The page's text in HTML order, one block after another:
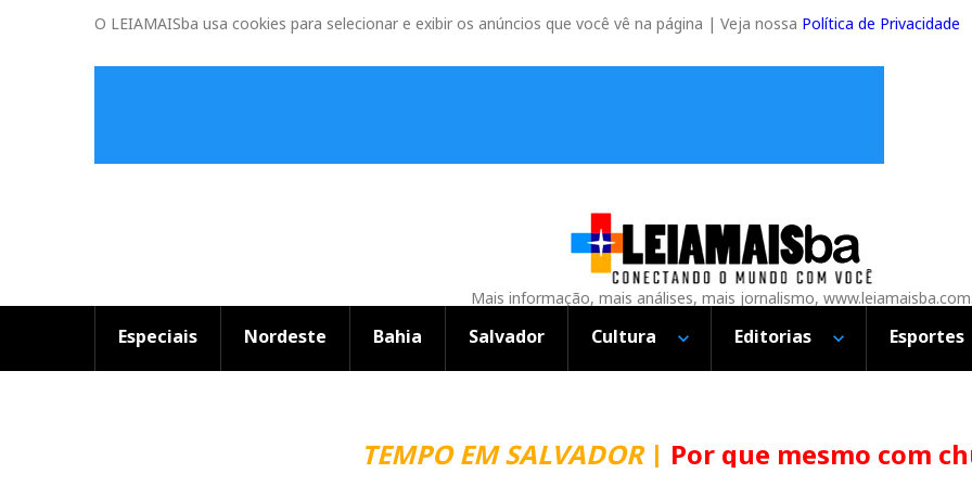
O LEIAMAISba usa cookies para selecionar e exibir os anúncios que você vê na página | Veja nossa Política de Privacidade
Mais informação, mais análises, mais jornalismo,
Especiais Nordeste Bahia Salvador Cultura Editorias Esportes
TEMPO EM SALVADOR|Por que mesmo com chuva a